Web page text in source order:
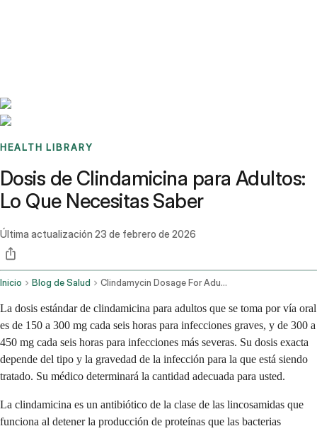
HEALTH LIBRARY
Dosis de Clindamicina para Adultos:
Lo Que Necesitas Saber
Última actualización 23 de febrero de 2026
Inicio Blog de Salud Clindamycin Dosage For Adults
La dosis estándar de clindamicina para adultos que se toma por vía oral
es de 150 a 300 mg cada seis horas para infecciones graves, y de 300 a
450 mg cada seis horas para infecciones más severas. Su dosis exacta
depende del tipo y la gravedad de la infección para la que está siendo
tratado. Su médico determinará la cantidad adecuada para usted.
La clindamicina es un antibiótico de la clase de las lincosamidas que
funciona al detener la producción de proteínas que las bacterias